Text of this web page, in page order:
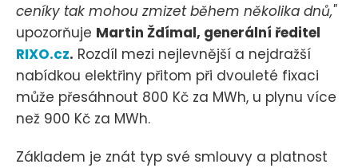
ceníky tak mohou zmizet během několika dnů,"
upozorňuje Martin Ždímal, generální ředitel
RIXO.cz. Rozdíl mezi nejlevnější a nejdražší
nabídkou elektřiny přitom při dvouleté fixaci
může přesáhnout 800 Kč za MWh, u plynu více
než 900 Kč za MWh.
Základem je znát typ své smlouvy a platnost